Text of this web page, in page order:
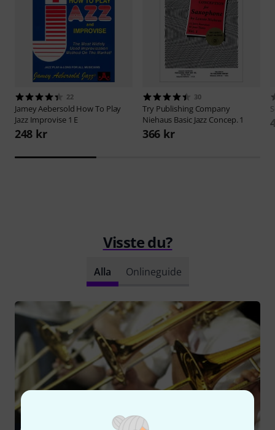
22
Jamey Aebersold How To Play
Jazz Improvise 1 E
248 kr
30
Try Publishing Company
Niehaus Basic Jazz Concep. 1
366 kr
Visste du?
Alla Onlineguide